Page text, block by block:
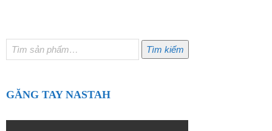
Tìm
kiếm:
Tìm kiếm
GĂNG TAY NASTAH